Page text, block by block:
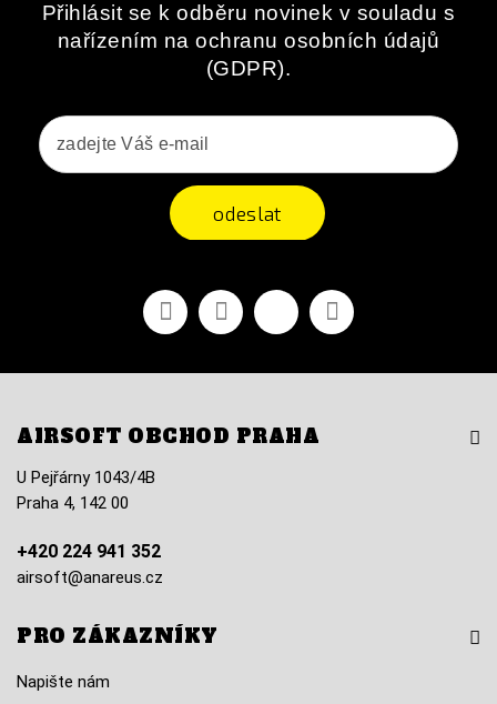
Přihlásit se k odběru novinek v souladu s
nařízením na ochranu osobních údajů
(GDPR).
odeslat
FacebookYouTubeVimeo Instagram
AIRSOFT OBCHOD PRAHA
U Pejřárny 1043/4B
Praha 4, 142 00
+420 224 941 352
airsoft@anareus.cz
PRO ZÁKAZNÍKY
Napište nám